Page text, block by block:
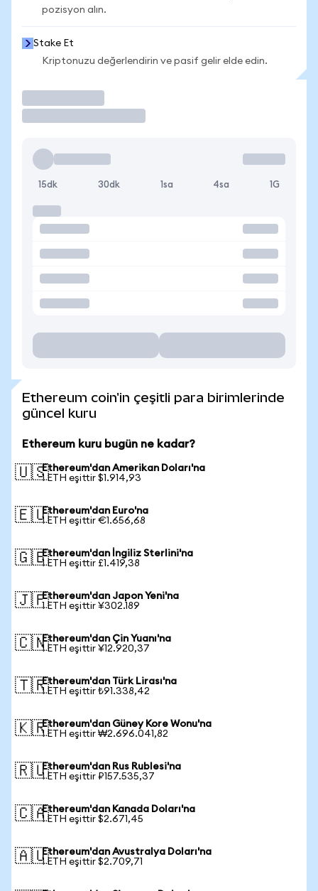
pozisyon alın.
Stake Et
Kriptonuzu değerlendirin ve pasif gelir elde edin.
15dk 30dk 1sa 4sa 1G
Ethereum coin'in çeşitli para birimlerinde
güncel kuru
Ethereum kuru bugün ne kadar?
🇺🇸Ethereum'dan Amerikan Doları'na
1 ETH eşittir $1.914,93
🇪🇺Ethereum'dan Euro'na
1 ETH eşittir €1.656,68
🇬🇧Ethereum'dan İngiliz Sterlini'na
1 ETH eşittir £1.419,38
🇯🇵Ethereum'dan Japon Yeni'na
1 ETH eşittir ¥302.189
🇨🇳Ethereum'dan Çin Yuanı'na
1 ETH eşittir ¥12.920,37
🇹🇷Ethereum'dan Türk Lirası'na
1 ETH eşittir ₺91.338,42
🇰🇷Ethereum'dan Güney Kore Wonu'na
1 ETH eşittir ₩2.696.041,82
🇷🇺Ethereum'dan Rus Rublesi'na
1 ETH eşittir ₽157.535,37
🇨🇦Ethereum'dan Kanada Doları'na
1 ETH eşittir $2.671,45
🇦🇺Ethereum'dan Avustralya Doları'na
1 ETH eşittir $2.709,71